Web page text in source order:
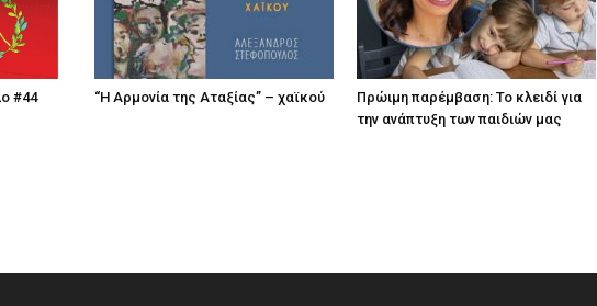
#44 “Η Αρμονία της Αταξίας” – χαϊκού
Πρώιμη παρέμβαση: Το κλειδί για
την ανάπτυξη των παιδιών µας